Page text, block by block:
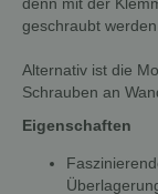
denn mit der
geschraubt
Alternativ ist die
Schrauben an
Eigenschaften